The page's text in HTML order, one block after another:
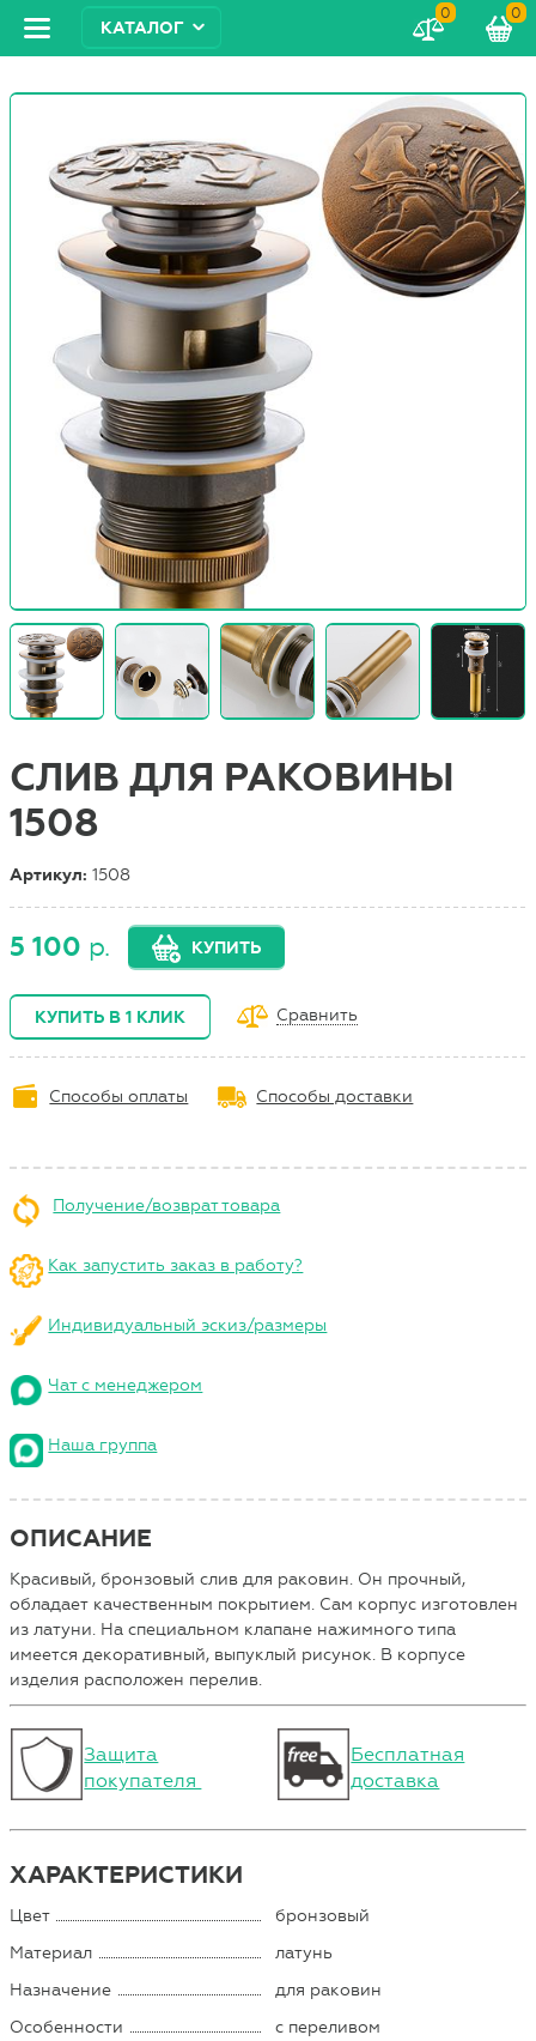
КАТАЛОГ
0 0
СЛИВ ДЛЯ РАКОВИНЫ
1508
Артикул:1508
5 100 р. КУПИТЬ
КУПИТЬ В 1 КЛИК Сравнить
Способы оплаты Способы доставки
Получение/возврат товара
Как запустить заказ в работу?
Индивидуальный эскиз/размеры
Чат с менеджером
Наша группа
ОПИСАНИЕ
Красивый, бронзовый слив для раковин. Он прочный,
обладает качественным покрытием. Сам корпус изготовлен
из латуни. На специальном клапане нажимного типа
имеется декоративный, выпуклый рисунок. В корпусе
изделия расположен перелив.
Защита
покупателя
Бесплатная
доставка
ХАРАКТЕРИСТИКИ
Цвет
бронзовый
Материал
латунь
Назначение
для раковин
Особенности
с переливом